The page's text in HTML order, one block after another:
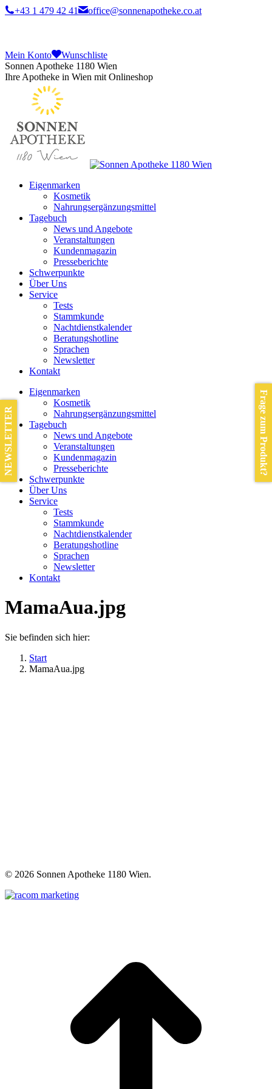
+43 1 479 42 41 office@sonnenapotheke.co.at
Mein Konto
Wunschliste
Sonnen Apotheke 1180 Wien
Ihre Apotheke in Wien mit Onlineshop
Eigenmarken
Kosmetik
Nahrungsergänzungsmittel
Tagebuch
News und Angebote
Veranstaltungen
Kundenmagazin
Presseberichte
Schwerpunkte
Über Uns
Service
Tests
Stammkunde
Nachtdienstkalender
Beratungshotline
Sprachen
Newsletter
Kontakt
Eigenmarken
Kosmetik
Nahrungsergänzungsmittel
Tagebuch
News und Angebote
Veranstaltungen
Kundenmagazin
Presseberichte
Schwerpunkte
Über Uns
Service
Tests
Stammkunde
Nachtdienstkalender
Beratungshotline
Sprachen
Newsletter
Kontakt
MamaAua.jpg
Sie befinden sich hier:
Start
MamaAua.jpg
© 2026 Sonnen Apotheke 1180 Wien.
Frage zum Produkt?
NEWSLETTER